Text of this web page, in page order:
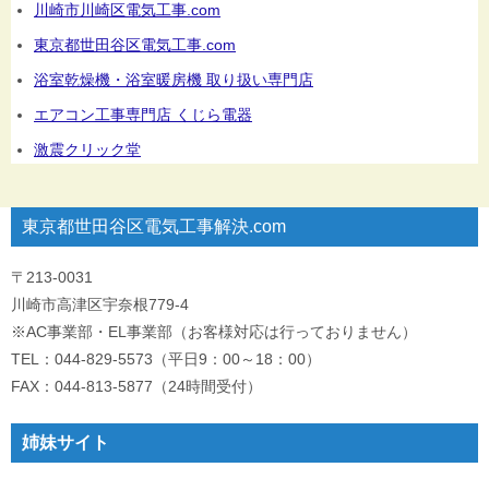
川崎市川崎区電気工事.com
東京都世田谷区電気工事.com
浴室乾燥機・浴室暖房機 取り扱い専門店
エアコン工事専門店 くじら電器
激震クリック堂
東京都世田谷区電気工事解決.com
〒213-0031
川崎市高津区宇奈根779-4
※AC事業部・EL事業部（お客様対応は行っておりません）
TEL：044-829-5573（平日9：00～18：00）
FAX：044-813-5877（24時間受付）
姉妹サイト